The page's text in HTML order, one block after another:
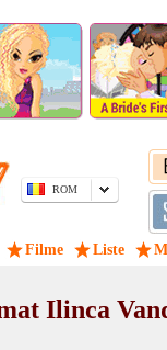
ROM
Filme Liste
Ilinca